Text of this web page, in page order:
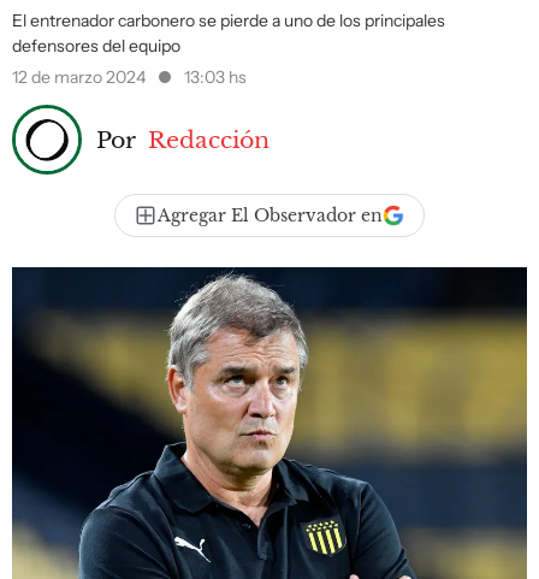
El entrenador carbonero se pierde a uno de los principales
defensores del equipo
12 de marzo 2024
13:03 hs
Por Redacción
Agregar El Observador en